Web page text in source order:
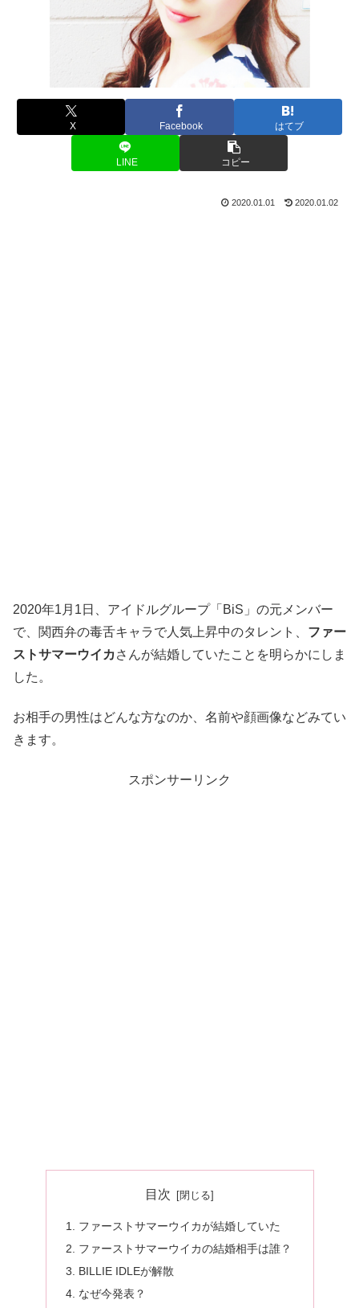
X Facebook はてブ
LINE コピー
2020.01.01 2020.01.02
2020年1月1日、アイドルグループ「BiS」の元メンバー
で、関西弁の毒舌キャラで人気上昇中のタレント、 ファー
ストサマーウイカ さんが結婚していたことを明らかにしま
した。
お相手の男性はどんな方なのか、名前や顔画像などみてい
きます。
スポンサーリンク
目次
ファーストサマーウイカが結婚していた
ファーストサマーウイカの結婚相手は誰？
BILLIE IDLEが解散
なぜ今発表？